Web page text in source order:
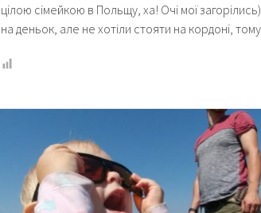
цілою сімейкою в Польщу, ха! Очі мої
на деньок, але не хотіли стояти на кордоні,